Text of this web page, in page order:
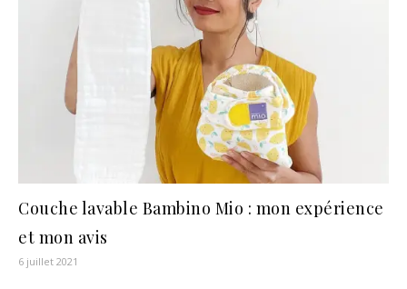
Couche lavable Bambino Mio : mon expérience
et mon avis
6 juillet 2021